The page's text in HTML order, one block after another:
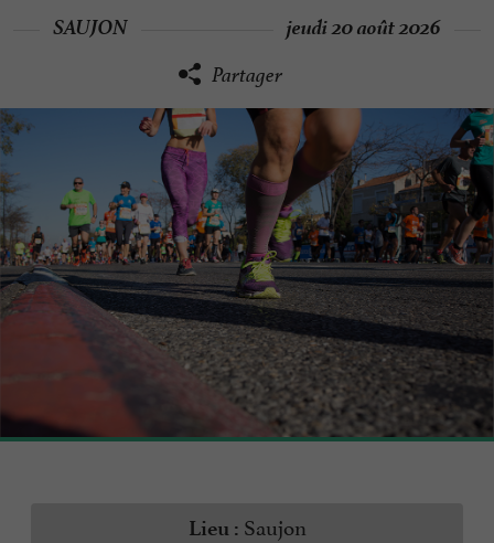
SAUJON jeudi 20 août 2026
Partager
Lieu : Saujon